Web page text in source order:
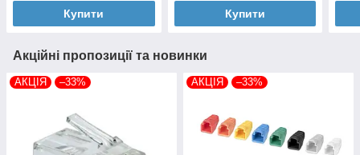
Купити Купити
Акційні пропозиції та новинки
АКЦІЯ –33% АКЦІЯ –33%